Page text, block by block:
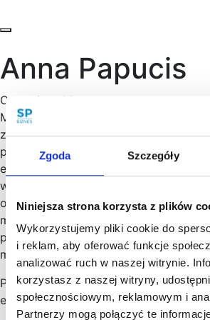
Zgoda Szczegóły
Niniejsza strona korzysta z plików
Wykorzystujemy pliki cookie do
i reklam, aby oferować funkcje
analizować ruch w naszej witrynie.
korzystasz z naszej witryny,
społecznościowym, reklamowym i
Partnerzy mogą połączyć te
Anna Papucis
Operations Manager
Making Things Happen – jestem
zorganizowaną osobą, która od wielu
project manager, koodrynator
eventów. Posiadam zarówno
wiedzę teoretyczną w dziedzinach
operacyjnych, product developmentu,
marketingu. W kancelarii jestem
projektami prawniczymi,
marketingowymi.
Poza pracą spędzam czas na
europejskie winnice i namiętnie grając